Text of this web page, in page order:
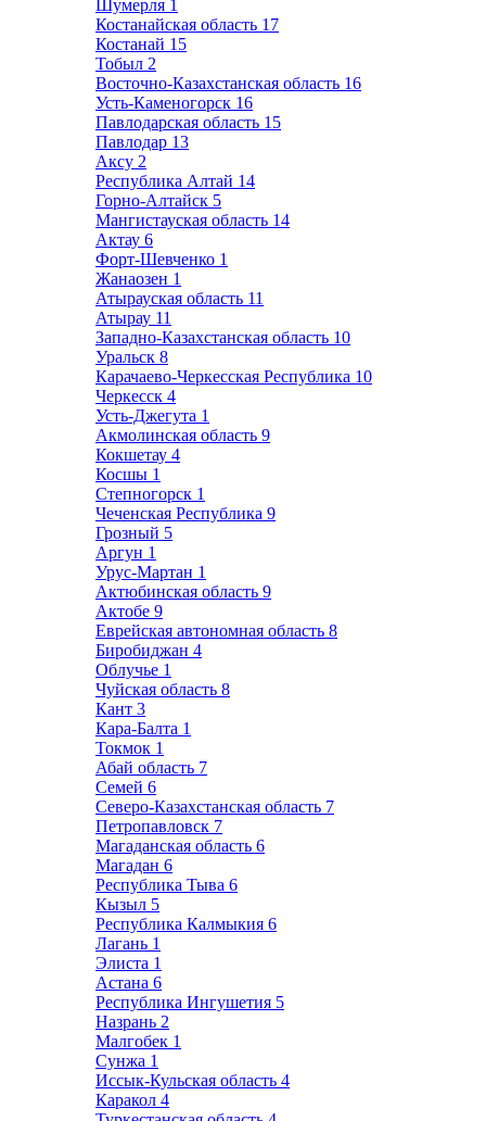
Шумерля 1
Костанайская область 17
Костанай 15
Тобыл 2
Восточно-Казахстанская область 16
Усть-Каменогорск 16
Павлодарская область 15
Павлодар 13
Аксу 2
Республика Алтай 14
Горно-Алтайск 5
Мангистауская область 14
Актау 6
Форт-Шевченко 1
Жанаозен 1
Атырауская область 11
Атырау 11
Западно-Казахстанская область 10
Уральск 8
Карачаево-Черкесская Республика 10
Черкесск 4
Усть-Джегута 1
Акмолинская область 9
Кокшетау 4
Косшы 1
Степногорск 1
Чеченская Республика 9
Грозный 5
Аргун 1
Урус-Мартан 1
Актюбинская область 9
Актобе 9
Еврейская автономная область 8
Биробиджан 4
Облучье 1
Чуйская область 8
Кант 3
Кара-Балта 1
Токмок 1
Абай область 7
Семей 6
Северо-Казахстанская область 7
Петропавловск 7
Магаданская область 6
Магадан 6
Республика Тыва 6
Кызыл 5
Республика Калмыкия 6
Лагань 1
Элиста 1
Астана 6
Республика Ингушетия 5
Назрань 2
Малгобек 1
Сунжа 1
Иссык-Кульская область 4
Каракол 4